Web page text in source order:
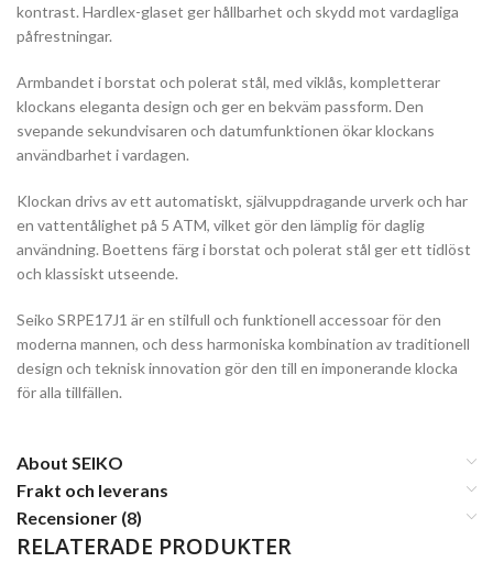
kontrast. Hardlex-glaset ger hållbarhet och skydd mot vardagliga
påfrestningar.
Armbandet i borstat och polerat stål, med viklås, kompletterar
klockans eleganta design och ger en bekväm passform. Den
svepande sekundvisaren och datumfunktionen ökar klockans
användbarhet i vardagen.
Klockan drivs av ett automatiskt, självuppdragande urverk och har
en vattentålighet på 5 ATM, vilket gör den lämplig för daglig
användning. Boettens färg i borstat och polerat stål ger ett tidlöst
och klassiskt utseende.
Seiko SRPE17J1 är en stilfull och funktionell accessoar för den
moderna mannen, och dess harmoniska kombination av traditionell
design och teknisk innovation gör den till en imponerande klocka
för alla tillfällen.
About SEIKO
Frakt och leverans
Recensioner (8)
RELATERADE PRODUKTER